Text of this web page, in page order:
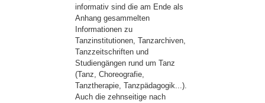
informativ sind die am Ende als
Anhang gesammelten
Informationen zu
Tanzinstitutionen, Tanzarchiven,
Tanzzeitschriften und
Studiengängen rund um Tanz
(Tanz, Choreografie,
Tanztherapie, Tanzpädagogik...).
Auch die zehnseitige nach